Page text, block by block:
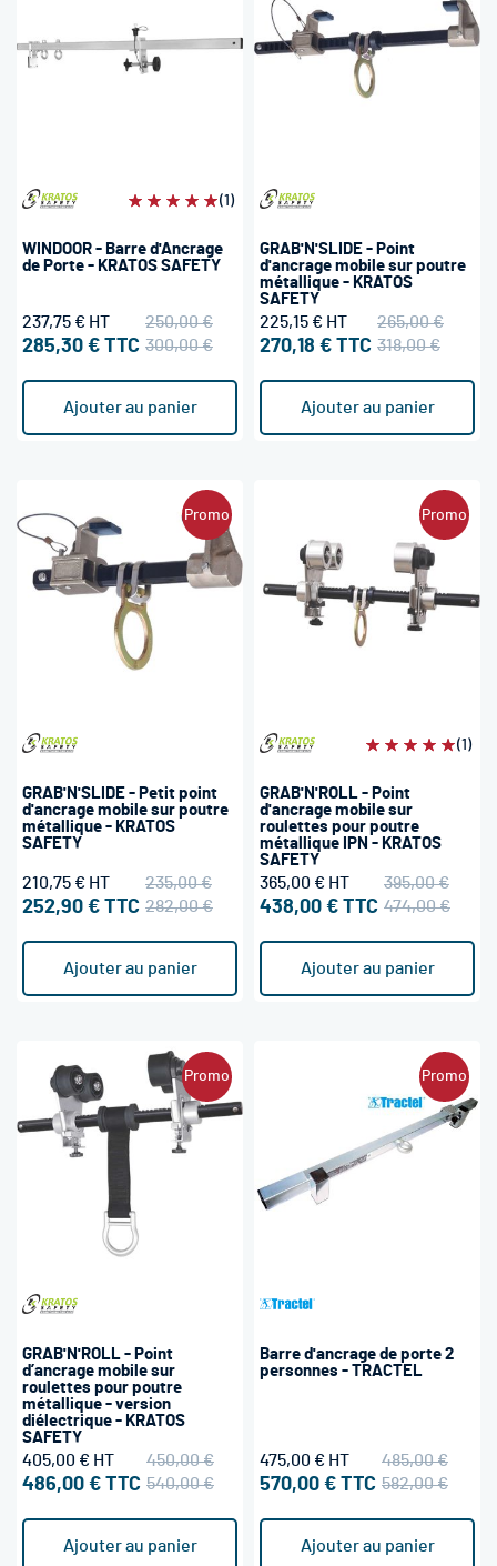
Évaluation:(1)
WINDOOR - Barre d'Ancrage
de Porte - KRATOS SAFETY
285,30 €
237,75 €
300,00 €
250,00 €
Ajouter au panier
GRAB'N'SLIDE - Point
d'ancrage mobile sur poutre
métallique - KRATOS
SAFETY
270,18 €
225,15 €
318,00 €
265,00 €
Ajouter au panier
Promo
GRAB'N'SLIDE - Petit point
d'ancrage mobile sur poutre
métallique - KRATOS
SAFETY
252,90 €
210,75 €
282,00 €
235,00 €
Ajouter au panier
Promo
Évaluation:(1)
GRAB'N'ROLL - Point
d'ancrage mobile sur
roulettes pour poutre
métallique IPN - KRATOS
SAFETY
438,00 €
365,00 €
474,00 €
395,00 €
Ajouter au panier
Promo
GRAB'N'ROLL - Point
d’ancrage mobile sur
roulettes pour poutre
métallique - version
diélectrique - KRATOS
SAFETY
486,00 €
405,00 €
540,00 €
450,00 €
Ajouter au panier
Promo
Barre d'ancrage de porte 2
personnes - TRACTEL
570,00 €
475,00 €
582,00 €
485,00 €
Ajouter au panier